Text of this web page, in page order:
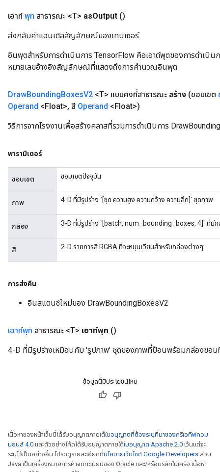
เอาท์พุท สาธารณะ <T> asOutput ()
ส่งกลับค่าแฮนเดิลสัญลักษณ์ของเทนเซอร์
อินพุตสำหรับการดำเนินการ TensorFlow คือเอาต์พุตของการดำเนิน
หมายเลขอ้างอิงสัญลักษณ์ที่แสดงถึงการคำนวณอินพุต
DrawBoundingBoxesV2 <T> แบบคงที่สาธารณะ สร้าง (ขอบเขต
Operand <Float>, สี Operand <Float>)
วิธีการจากโรงงานเพื่อสร้างคลาสที่รวมการดำเนินการ
พารามิเตอร์
ขอบเขต ขอบเขตปัจจุบัน
ภาพ 4-D ที่มีรูปร่าง `[ชุด ความสูง ความกว้าง ความลึก]` ชุดภาพ
กล่อง 3-D ที่มีรูปร่าง `[batch, num_bounding_boxes, 4]` ที่มี
สี 2-D รายการสี RGBA ที่จะหมุนเวียนสำหรับกล่องต่างๆ
การส่งคืน
อินสแตนซ์ใหม่ของ DrawBoundingBoxesV2
เอาท์พุท สาธารณะ <T> เอาท์พุท ()
4-D ที่มีรูปร่างเหมือนกับ 'รูปภาพ' ชุดของภาพที่ป้อนพร้อมกล่องขอบ
ข้อมูลนี้มีประโยชน์ไหม
เนื้อหาของหน้าเว็บนี้ได้รับอนุญาตภายใต้ใบอนุญาตที่ต้องระบุที่มาของครีเอทีฟคอม
มอนส์ 4.0 และตัวอย่างโค้ดได้รับอนุญาตภายใต้ใบอนุญาต Apache 2.0 เว้นแต่จะ
ระบุไว้เป็นอย่างอื่น โปรดดูรายละเอียดที่นโยบายเว็บไซต์ Google Developers ส่วน
Java เป็นเครื่องหมายการค้าจดทะเบียนของ Oracle และ/หรือบริษัทในเครือ เนื้อหา